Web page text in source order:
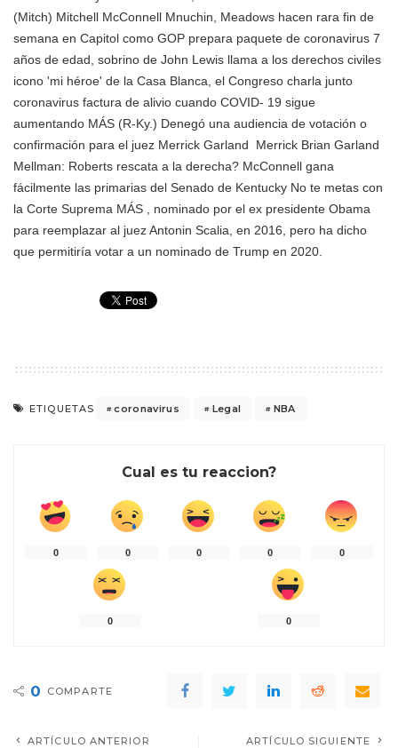
(Mitch) Mitchell McConnell Mnuchin, Meadows hacen rara fin de
semana en Capitol como GOP prepara paquete de coronavirus 7
años de edad, sobrino de John Lewis llama a los derechos civiles
icono 'mi héroe' de la Casa Blanca, el Congreso charla junto
coronavirus factura de alivio cuando COVID- 19 sigue
aumentando MÁS (R-Ky.) Denegó una audiencia de votación o
confirmación para el juez Merrick Garland
Merrick Brian Garland
Mellman: Roberts rescata a la derecha? McConnell gana
fácilmente las primarias del Senado de Kentucky No te metas con
la Corte Suprema MÁS
, nominado por el ex presidente Obama
para reemplazar al juez Antonin Scalia, en 2016, pero ha dicho
que permitiría votar a un nominado de Trump en 2020.
ETIQUETAS coronavirus Legal NBA
Cual es tu reaccion?
0 0 0 0 0
0 0
0 COMPARTE
ARTÍCULO ANTERIOR ARTÍCULO SIGUIENTE